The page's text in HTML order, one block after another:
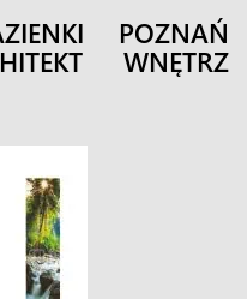
POZNAŃ
WNĘTRZ